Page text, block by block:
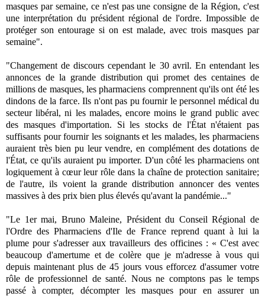
masques par semaine, ce n'est pas une consigne de la Région, c'est
une interprétation du président régional de l'ordre. Impossible de
protéger son entourage si on est malade, avec trois masques par
semaine".
"Changement de discours cependant le 30 avril. En entendant les
annonces de la grande distribution qui promet des centaines de
millions de masques, les pharmaciens comprennent qu'ils ont été les
dindons de la farce. Ils n'ont pas pu fournir le personnel médical du
secteur libéral, ni les malades, encore moins le grand public avec
des masques d'importation. Si les stocks de l'État n'étaient pas
suffisants pour fournir les soignants et les malades, les pharmaciens
auraient très bien pu leur vendre, en complément des dotations de
l'État, ce qu'ils auraient pu importer. D'un côté les pharmaciens ont
logiquement à cœur leur rôle dans la chaîne de protection sanitaire;
de l'autre, ils voient la grande distribution annoncer des ventes
massives à des prix bien plus élevés qu'avant la pandémie..."
"Le 1er mai, Bruno Maleine, Président du Conseil Régional de
l'Ordre des Pharmaciens d'Ile de France reprend quant à lui la
plume pour s'adresser aux travailleurs des officines : « C'est avec
beaucoup d'amertume et de colère que je m'adresse à vous qui
depuis maintenant plus de 45 jours vous efforcez d'assumer votre
rôle de professionnel de santé. Nous ne comptons pas le temps
passé à compter, décompter les masques pour en assurer un